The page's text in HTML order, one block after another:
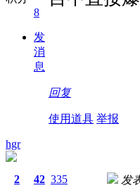
8
发
消
息
回复
使用道具 举报
hgr
2 42 335 发